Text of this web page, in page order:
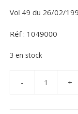
Vol 49 du 26/02/
Réf : 1049000
3 en stock